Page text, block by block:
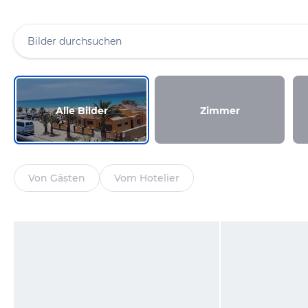
Alle Bilder Zimmer
Von Gästen Vom Hotelier